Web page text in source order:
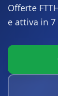
Offerte
e attiva in